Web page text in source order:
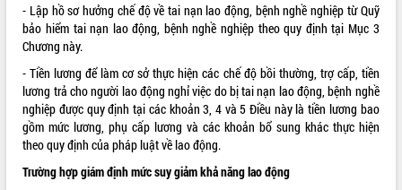
- Lập hồ sơ hưởng chế độ về tai nạn lao động, bệnh nghề nghiệp từ Quỹ
bảo hiểm tai nạn lao động, bệnh nghề nghiệp theo quy định tại Mục 3
Chương này.
- Tiền lương để làm cơ sở thực hiện các chế độ bồi thường, trợ cấp, tiền
lương trả cho người lao động nghỉ việc do bị tai nạn lao động, bệnh nghề
nghiệp được quy định tại các khoản 3, 4 và 5 Điều này là tiền lương bao
gồm mức lương, phụ cấp lương và các khoản bổ sung khác thực hiện
theo quy định của pháp luật về lao động.
Trường hợp giám định mức suy giảm khả năng lao động